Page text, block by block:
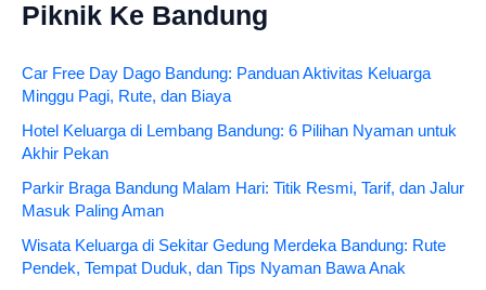
Piknik Ke Bandung
Car Free Day Dago Bandung: Panduan Aktivitas Keluarga
Minggu Pagi, Rute, dan Biaya
Hotel Keluarga di Lembang Bandung: 6 Pilihan Nyaman untuk
Akhir Pekan
Parkir Braga Bandung Malam Hari: Titik Resmi, Tarif, dan Jalur
Masuk Paling Aman
Wisata Keluarga di Sekitar Gedung Merdeka Bandung: Rute
Pendek, Tempat Duduk, dan Tips Nyaman Bawa Anak